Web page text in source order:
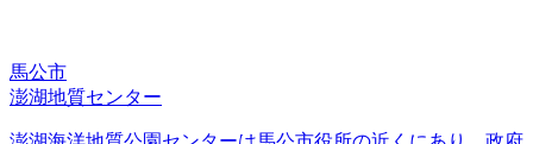
馬公市
澎湖地質センター